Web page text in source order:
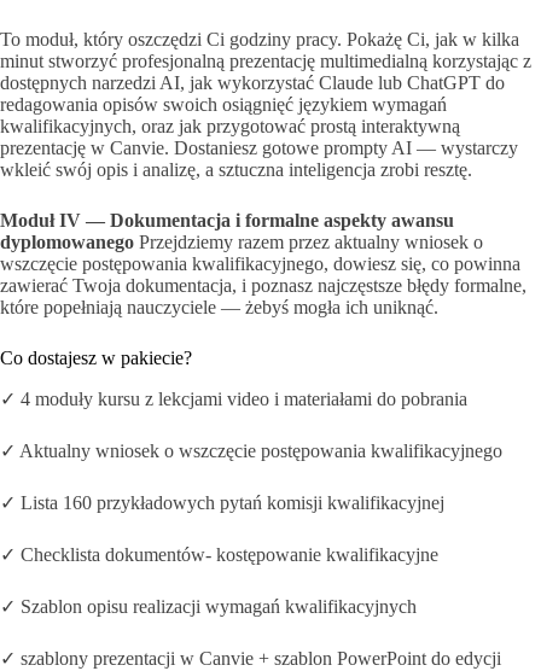
To moduł, który oszczędzi Ci godziny pracy. Pokażę Ci, jak w kilka
minut stworzyć profesjonalną prezentację multimedialną korzystając z
dostępnych narzedzi AI, jak wykorzystać Claude lub ChatGPT do
redagowania opisów swoich osiągnięć językiem wymagań
kwalifikacyjnych, oraz jak przygotować prostą interaktywną
prezentację w Canvie. Dostaniesz gotowe prompty AI — wystarczy
wkleić swój opis i analizę, a sztuczna inteligencja zrobi resztę.
Moduł IV — Dokumentacja i formalne aspekty awansu
dyplomowanego Przejdziemy razem przez aktualny wniosek o
wszczęcie postępowania kwalifikacyjnego, dowiesz się, co powinna
zawierać Twoja dokumentacja, i poznasz najczęstsze błędy formalne,
które popełniają nauczyciele — żebyś mogła ich uniknąć.
Co dostajesz w pakiecie?
✓ 4 moduły kursu z lekcjami video i materiałami do pobrania
✓ Aktualny wniosek o wszczęcie postępowania kwalifikacyjnego
✓ Lista 160 przykładowych pytań komisji kwalifikacyjnej
✓ Checklista dokumentów- kostępowanie kwalifikacyjne
✓ Szablon opisu realizacji wymagań kwalifikacyjnych
✓ szablony prezentacji w Canvie + szablon PowerPoint do edycji